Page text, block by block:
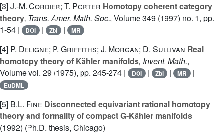
[3]J.-M. Cordier; T. Porter Homotopy coherent category
theory, Trans. Amer. Math. Soc., Volume 349 (1997) no. 1, pp.
1-54 |
DOI | Zbl | MR
[4] P. Deligne; P. Griffiths; J. Morgan; D. Sullivan Real
homotopy theory of Kähler manifolds, Invent. Math.,
Volume vol. 29 (1975), pp. 245-274 | DOI | Zbl | MR |
EuDML
[5] B.L. Fine Disconnected equivariant rational homotopy
theory and formality of compact G-Kähler manifolds
(1992) (Ph.D. thesis, Chicago)